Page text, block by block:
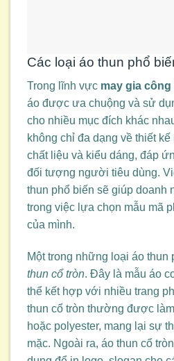
Các loại áo thun phổ
Trong lĩnh vực may gia công
áo được ưa chuộng và sử
cho nhiều mục đích khác
không chỉ đa dạng về thiết
chất liệu và kiểu dáng, đáp
đối tượng người tiêu dùng.
thun phổ biến sẽ giúp doanh
trong việc lựa chọn mẫu mã
của mình.
Một trong những loại áo thun
thun cổ tròn. Đây là mẫu áo
thể kết hợp với nhiều trang
thun cổ tròn thường được
hoặc polyester, mang lại sự
mặc. Ngoài ra, áo thun cổ